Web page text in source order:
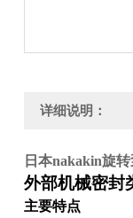
详细说明：
日本nakakin旋
外部机械密封
主要特点